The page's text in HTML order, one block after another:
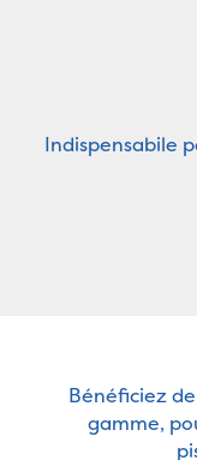
Indispensabile
Bénéficiez
gamme,